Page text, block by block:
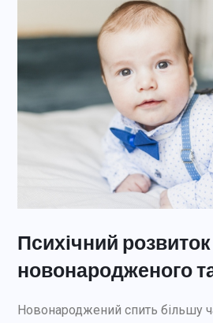
Психічний розвиток
новонародженого
Новонароджений спить більшу